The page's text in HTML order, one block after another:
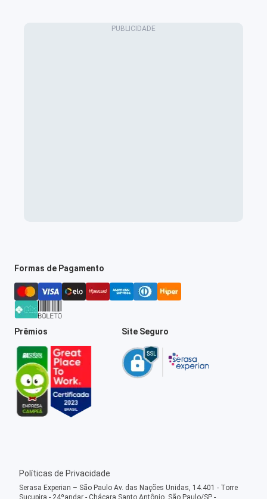
Formas de Pagamento
Prêmios Site Seguro
Políticas de Privacidade
Serasa Experian – São Paulo Av. das Nações Unidas, 14.401 - Torre
Sucupira - 24ºandar - Chácara Santo Antônio, São Paulo/SP -